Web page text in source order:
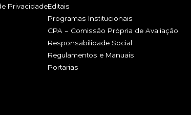
PrivacidadeEditais
Programas Institucionais
CPA - Comissão Própria de Avaliação
Responsabilidade Social
Regulamentos e Manuais
Portarias